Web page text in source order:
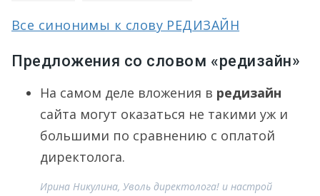
Все синонимы к слову РЕДИЗАЙН
Предложения со словом «редизайн»
На самом деле вложения в редизайн
сайта могут оказаться не такими уж и
большими по сравнению с оплатой
директолога.
Ирина Никулина, Уволь директолога! и настрой